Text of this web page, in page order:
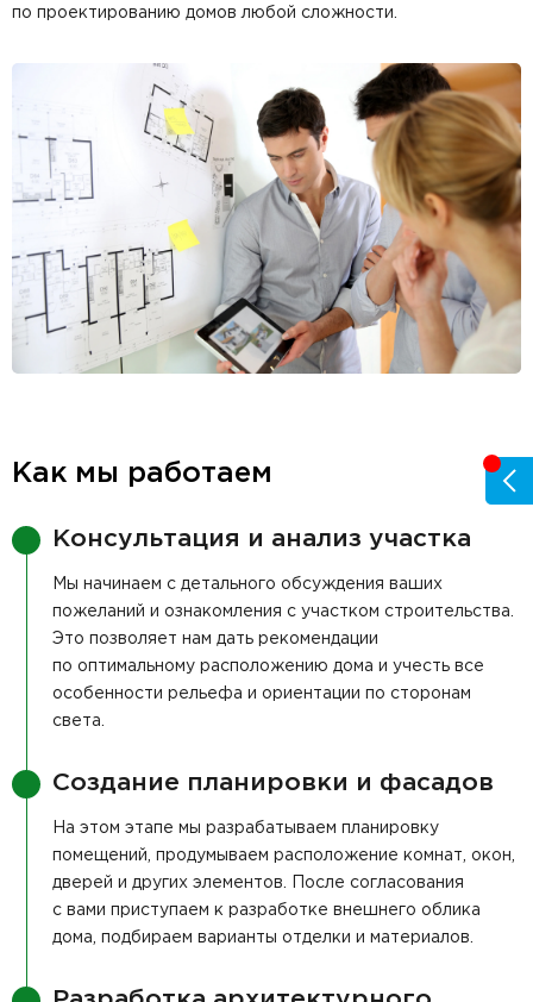
по проектированию домов любой сложности.
Как мы работаем
Консультация и анализ участка
Мы начинаем с детального обсуждения ваших
пожеланий и ознакомления с участком строительства.
Это позволяет нам дать рекомендации
по оптимальному расположению дома и учесть все
особенности рельефа и ориентации по сторонам
света.
Создание планировки и фасадов
На этом этапе мы разрабатываем планировку
помещений, продумываем расположение комнат, окон,
дверей и других элементов. После согласования
с вами приступаем к разработке внешнего облика
дома, подбираем варианты отделки и материалов.